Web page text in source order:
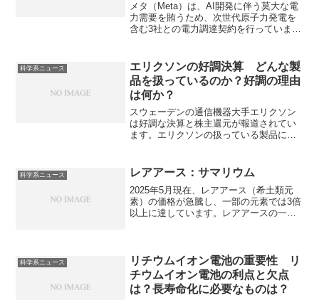
メタ（Meta）は、AI開発に伴う莫大な電
力需要を賄うため、次世代原子力発電を
含む3社との電力調達契約を行っていま
ができます。
科学系ニュース
エリクソンの好調決算 どんな製
品を扱っているのか？好調の理由
は何か？
スウェーデンの通信機器大手エリクソン
は好調な決算と株主還元が報道されてい
ます。エリクソンの扱っている製品には
科学系ニュース レアアース：サマリウム
2025年5月現在、レアアース（希土類元
素）の価格が急騰し、一部の元素では3倍
以上に達しています。レアアースの一種
バルトとの混合物であるサマコバ磁石は
高い耐熱性、耐食性をもっています。こ
れらの特性を持つ理由を知ることができ
ます。
科学系ニュース
リチウムイオン電池の重要性 リ
チウムイオン電池の利点と欠点
は？長寿命化に必要なものは？